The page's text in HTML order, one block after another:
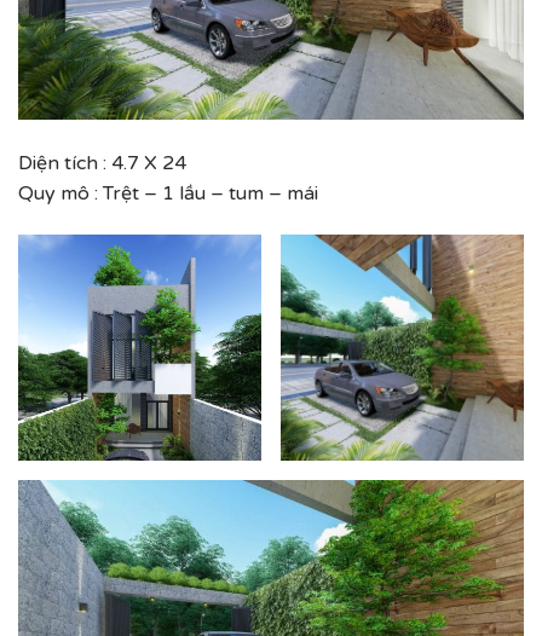
Diện tích : 4.7 X 24
Quy mô : Trệt – 1 lầu – tum – mái